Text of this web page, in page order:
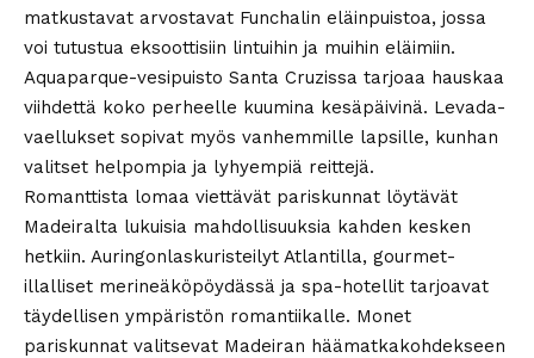
matkustavat arvostavat Funchalin eläinpuistoa, jossa
voi tutustua eksoottisiin lintuihin ja muihin eläimiin.
Aquaparque-vesipuisto Santa Cruzissa tarjoaa hauskaa
viihdettä koko perheelle kuumina kesäpäivinä. Levada-
vaellukset sopivat myös vanhemmille lapsille, kunhan
valitset helpompia ja lyhyempiä reittejä.
Romanttista lomaa viettävät pariskunnat löytävät
Madeiralta lukuisia mahdollisuuksia kahden kesken
hetkiin. Auringonlaskuristeilyt Atlantilla, gourmet-
illalliset merineäköpöydässä ja spa-hotellit tarjoavat
täydellisen ympäristön romantiikalle. Monet
pariskunnat valitsevat Madeiran häämatkakohdekseen